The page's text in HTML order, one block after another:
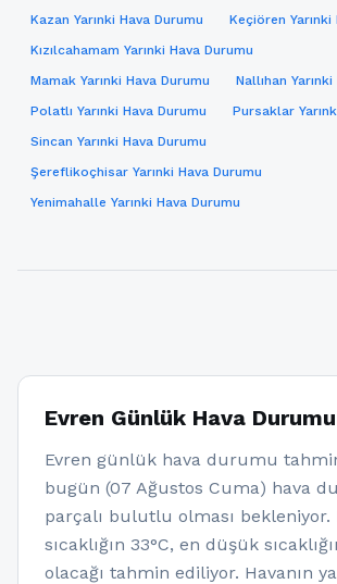
Kazan Yarınki Hava Durumu
Keçiören Yarınki
Kızılcahamam Yarınki Hava Durumu
Mamak Yarınki Hava Durumu
Nallıhan
Polatlı Yarınki Hava Durumu
Pursaklar
Sincan Yarınki Hava Durumu
Şereflikoçhisar Yarınki Hava Durumu
Yenimahalle Yarınki Hava Durumu
Evren Günlük Hava Durumu
Evren günlük hava durumu
bugün (07 Ağustos Cuma) hava
parçalı bulutlu olması bekleniyor.
sıcaklığın 33°C, en düşük
olacağı tahmin ediliyor. Havanın